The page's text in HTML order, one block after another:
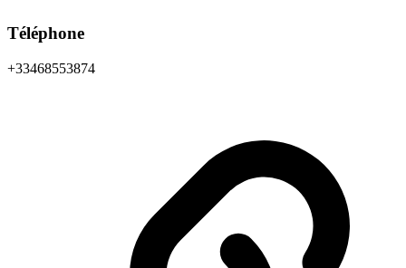
Téléphone
+33468553874